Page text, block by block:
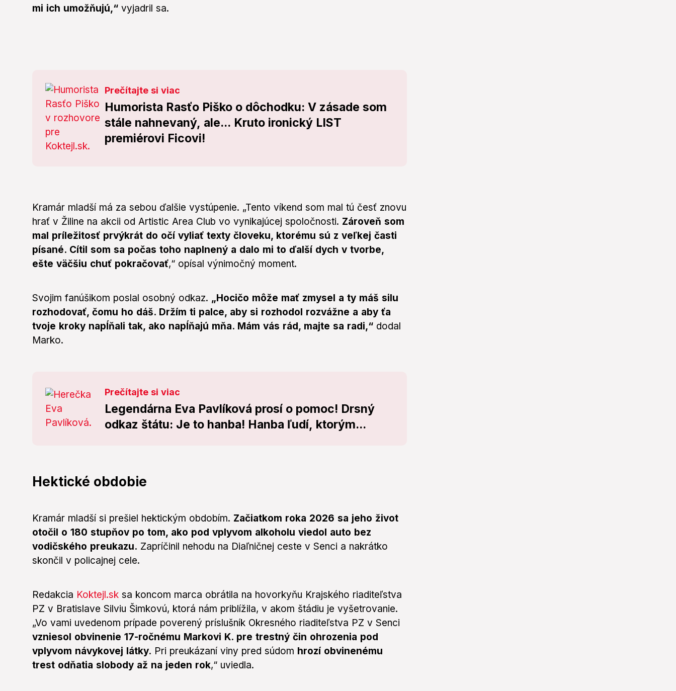
mi ich umožňujú,“ vyjadril sa.
Prečítajte si viac
Humorista Rasťo Piško o dôchodku: V zásade som
stále nahnevaný, ale... Kruto ironický LIST
premiérovi Ficovi!
Kramár mladší má za sebou ďalšie vystúpenie. „Tento víkend som mal tú česť znovu
hrať v Žiline na akcii od Artistic Area Club vo vynikajúcej spoločnosti. Zároveň som
mal príležitosť prvýkrát do očí vyliať texty človeku, ktorému sú z veľkej časti
písané. Cítil som sa počas toho naplnený a dalo mi to ďalší dych v tvorbe,
ešte väčšiu chuť pokračovať,“ opísal výnimočný moment.
Svojim fanúšikom poslal osobný odkaz. „Hocičo môže mať zmysel a ty máš silu
rozhodovať, čomu ho dáš. Držím ti palce, aby si rozhodol rozvážne a aby ťa
tvoje kroky napĺňali tak, ako napĺňajú mňa. Mám vás rád, majte sa radi,“ dodal
Marko.
Prečítajte si viac
Legendárna Eva Pavlíková prosí o pomoc! Drsný
odkaz štátu: Je to hanba! Hanba ľudí, ktorým...
Hektické obdobie
Kramár mladší si prešiel hektickým obdobím. Začiatkom roka 2026 sa jeho život
otočil o 180 stupňov po tom, ako pod vplyvom alkoholu viedol auto bez
vodičského preukazu. Zapríčinil nehodu na Diaľničnej ceste v Senci a nakrátko
skončil v policajnej cele.
Redakcia Koktejl.sk sa koncom marca obrátila na hovorkyňu Krajského riaditeľstva
PZ v Bratislave Silviu Šimkovú, ktorá nám priblížila, v akom štádiu je vyšetrovanie.
„Vo vami uvedenom prípade poverený príslušník Okresného riaditeľstva PZ v Senci
vzniesol obvinenie 17-ročnému Markovi K. pre trestný čin ohrozenia pod
vplyvom návykovej látky. Pri preukázaní viny pred súdom hrozí obvinenému
trest odňatia slobody až na jeden rok,“ uviedla.